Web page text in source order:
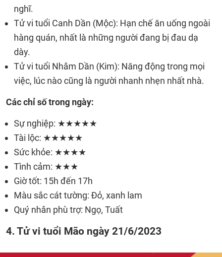
nghĩ.
Tử vi tuổi Canh Dần (Mộc): Hạn chế ăn uống ngoài
hàng quán, nhất là những người đang bị đau dạ
dày.
Tử vi tuổi Nhâm Dần (Kim): Năng động trong mọi
việc, lúc nào cũng là người nhanh nhẹn nhất nhà.
Các chỉ số trong ngày:
Sự nghiệp: ★★★★★
Tài lộc: ★★★★★
Sức khỏe: ★★★★
Tình cảm: ★★★
Giờ tốt: 15h đến 17h
Màu sắc cát tường: Đỏ, xanh lam
Quý nhân phù trợ: Ngọ, Tuất
4. Tử vi tuổi Mão ngày 21/6/2023